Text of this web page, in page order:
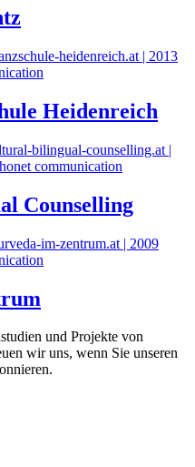
Heidenreich
Counselling
und Projekte von
wir uns, wenn Sie unseren